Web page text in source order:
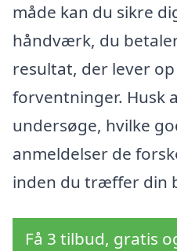
måde kan du sikre
håndværk, du
resultat, der lever
forventninger. Husk
undersøge, hvilke
anmeldelser de
inden du træffer din
Få 3 tilbud, gratis